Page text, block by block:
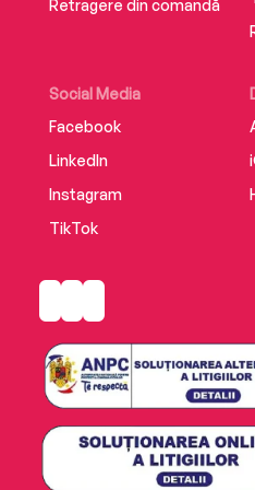
Retragere din comandă
Social Media
Facebook
LinkedIn
Instagram
TikTok